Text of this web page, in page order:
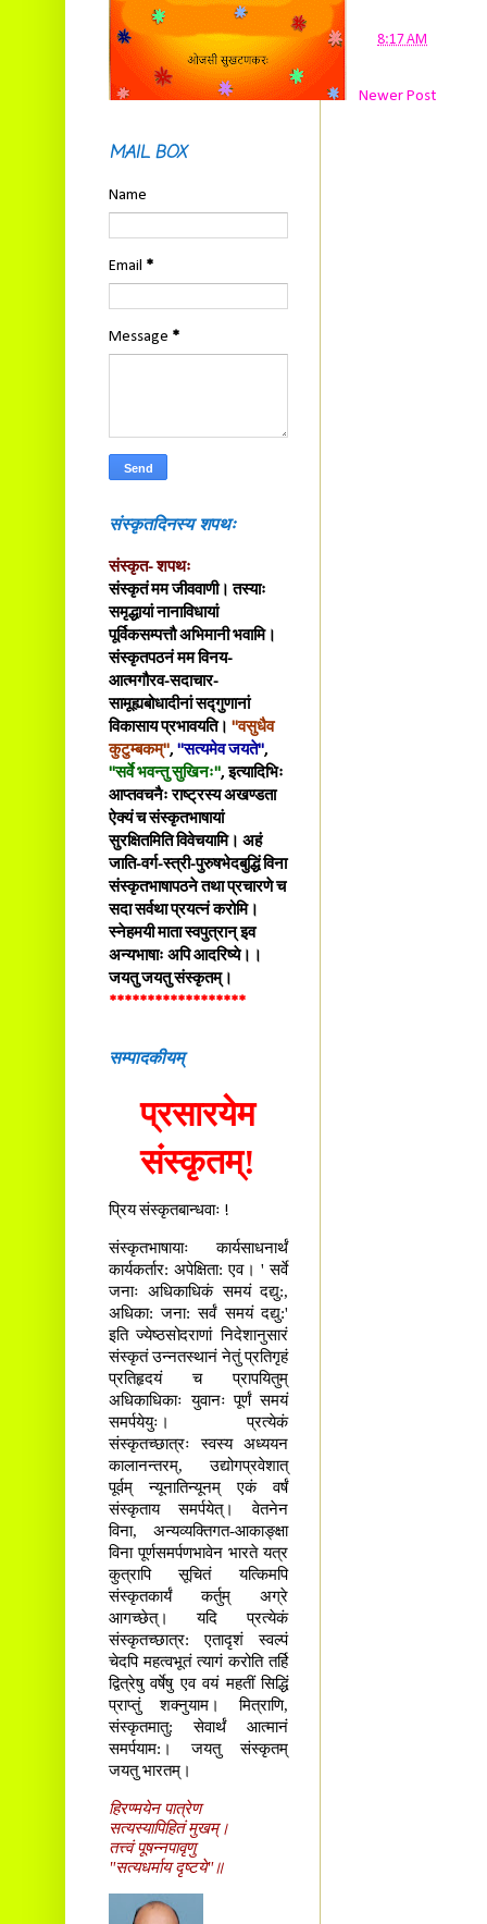
8:17 AM
Newer Post
MAIL BOX
Name
Email *
Message *
संस्कृतदिनस्य शपथः
संस्कृत- शपथः
संस्कृतं मम जीववाणी। तस्याः
समृद्धायां नानाविधायां
पूर्विकसम्पत्तौ अभिमानी भवामि।
संस्कृतपठनं मम विनय-
आत्मगौरव-सदाचार-
सामूह्यबोधादीनां सद्गुणानां
विकासाय प्रभावयति। "वसुधैव
कुटुम्बकम्", "सत्यमेव जयते",
"सर्वे भवन्तु सुखिनः", इत्यादिभिः
आप्तवचनैः राष्ट्रस्य अखण्डता
ऐक्यं च संस्कृतभाषायां
सुरक्षितमिति विवेचयामि। अहं
जाति-वर्ग-स्त्री-पुरुषभेदबुद्धिं विना
संस्कृतभाषापठने तथा प्रचारणे च
सदा सर्वथा प्रयत्नं करोमि।
स्नेहमयी माता स्वपुत्रान् इव
अन्यभाषाः अपि आदरिष्ये।।
जयतु जयतु संस्कृतम्।
******************
सम्पादकीयम्
प्रसारयेम
संस्कृतम्!
प्रिय संस्कृतबान्धवाः !
संस्कृतभाषायाः कार्यसाधनार्थं
कार्यकर्तार: अपेक्षिता: एव। ' सर्वे
जनाः अधिकाधिकं समयं दद्यु:,
अधिका: जना: सर्वं समयं दद्यु:'
इति ज्येष्ठसोदराणां निदेशानुसारं
संस्कृतं उन्नतस्थानं नेतुं प्रतिगृहं
प्रतिहृदयं च प्रापयितुम्
अधिकाधिकाः युवानः पूर्णं समयं
समर्पयेयुः। प्रत्येकं
संस्कृतच्छात्रः स्वस्य अध्ययन
कालानन्तरम्, उद्योगप्रवेशात्
पूर्वम् न्यूनातिन्यूनम् एकं वर्षं
संस्कृताय समर्पयेत्। वेतनेन
विना, अन्यव्यक्तिगत-आकाङ्क्षा
विना पूर्णसमर्पणभावेन भारते यत्र
कुत्रापि सूचितं यत्किमपि
संस्कृतकार्यं कर्तुम् अग्रे
आगच्छेत्। यदि प्रत्येकं
संस्कृतच्छात्र: एतादृशं स्वल्पं
चेदपि महत्वभूतं त्यागं करोति तर्हि
द्वित्रेषु वर्षेषु एव वयं महतीं सिद्धिं
प्राप्तुं शक्नुयाम। मित्राणि,
संस्कृतमातु: सेवार्थं आत्मानं
समर्पयाम:। जयतु संस्कृतम्
जयतु भारतम्।
हिरण्मयेन पात्रेण
सत्यस्यापिहितं मुखम्।
तत्त्वं पूषन्नपावृणु
"सत्यधर्माय दृष्टये"॥